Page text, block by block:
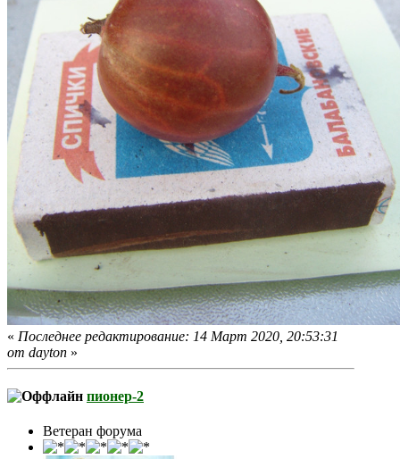
« Последнее редактирование: 14 Март 2020, 20:53:31
от dayton »
пионер-2
Ветеран форума